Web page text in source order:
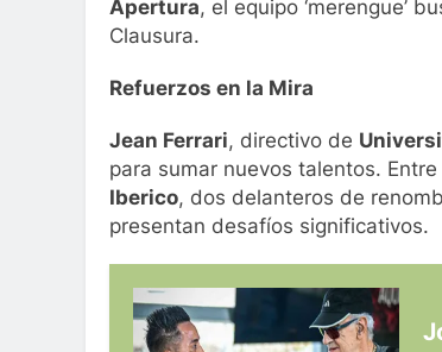
Apertura, el equipo ‘merengue’
Clausura.
Refuerzos en la Mira
Jean Ferrari, directivo de
para sumar nuevos talentos.
Iberico, dos delanteros de
presentan desafíos significativos.